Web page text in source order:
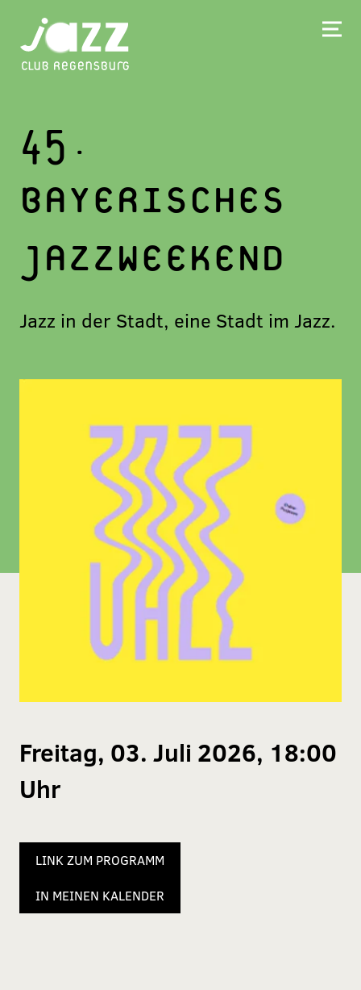
45.
BAYERISCHES
JAZZWEEKEND
Jazz in der Stadt, eine Stadt im Jazz.
Freitag, 03. Juli 2026, 18:00
Uhr
LINK ZUM PROGRAMM
IN MEINEN KALENDER